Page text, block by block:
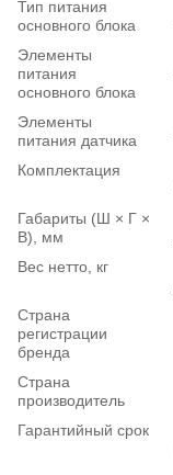
Тип питания
основного блока
Элементы
питания
основного блока
Элементы
питания датчика
Комплектация
Габариты (Ш × Г ×
В), мм
Вес нетто, кг
Страна
регистрации
бренда
Страна
производитель
Гарантийный срок